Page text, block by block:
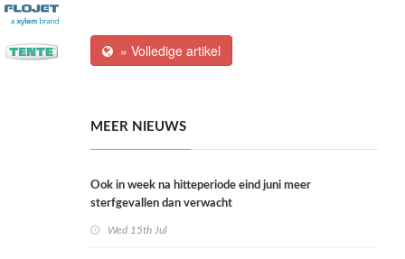
» Volledige artikel
MEER NIEUWS
Ook in week na hitteperiode eind juni meer
sterfgevallen dan verwacht
Wed 15th Jul